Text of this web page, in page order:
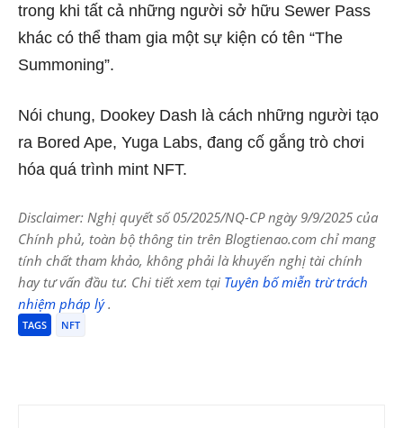
trong khi tất cả những người sở hữu Sewer Pass
khác có thể tham gia một sự kiện có tên “The
Summoning”.
Nói chung, Dookey Dash là cách những người tạo
ra Bored Ape, Yuga Labs, đang cố gắng trò chơi
hóa quá trình mint NFT.
Disclaimer: Nghị quyết số 05/2025/NQ-CP ngày 9/9/2025 của
Chính phủ, toàn bộ thông tin trên Blogtienao.com chỉ mang
tính chất tham khảo, không phải là khuyến nghị tài chính
hay tư vấn đầu tư. Chi tiết xem tại Tuyên bố miễn trừ trách
nhiệm pháp lý.
TAGS NFT